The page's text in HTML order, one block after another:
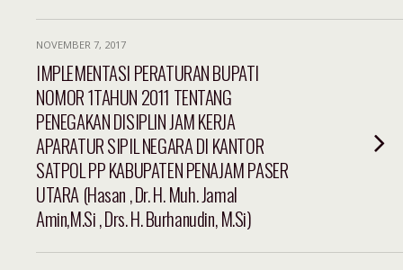
NOVEMBER 7, 2017
IMPLEMENTASI PERATURAN BUPATI
NOMOR 1TAHUN 2011 TENTANG
PENEGAKAN DISIPLIN JAM KERJA
APARATUR SIPIL NEGARA DI KANTOR
SATPOL PP KABUPATEN PENAJAM PASER
UTARA (Hasan , Dr. H. Muh. Jamal
Amin,M.Si , Drs. H. Burhanudin, M.Si)